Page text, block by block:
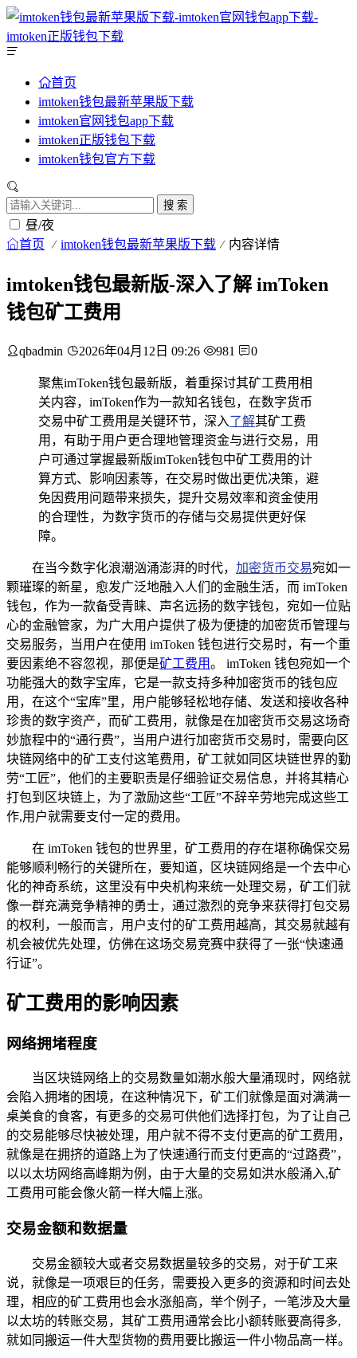
首页
imtoken钱包最新苹果版下载
imtoken官网钱包app下载
imtoken正版钱包下载
imtoken钱包官方下载
搜 索
昼/夜
首页 imtoken钱包最新苹果版下载 内容详情
imtoken钱包最新版-深入了解 imToken
钱包矿工费用
qbadmin 2026年04月12日 09:26 981 0
聚焦imToken钱包最新版，着重探讨其矿工费用相
关内容，imToken作为一款知名钱包，在数字货币
交易中矿工费用是关键环节，深入了解其矿工费
用，有助于用户更合理地管理资金与进行交易，用
户可通过掌握最新版imToken钱包中矿工费用的计
算方式、影响因素等，在交易时做出更优决策，避
免因费用问题带来损失，提升交易效率和资金使用
的合理性，为数字货币的存储与交易提供更好保
障。
在当今数字化浪潮汹涌澎湃的时代， 加密货币交易宛如一
颗璀璨的新星，愈发广泛地融入人们的金融生活，而 imToken
钱包，作为一款备受青睐、声名远扬的数字钱包，宛如一位贴
心的金融管家，为广大用户提供了极为便捷的加密货币管理与
交易服务，当用户在使用 imToken 钱包进行交易时，有一个重
要因素绝不容忽视，那便是矿工费用。 imToken 钱包宛如一个
功能强大的数字宝库，它是一款支持多种加密货币的钱包应
用，在这个“宝库”里，用户能够轻松地存储、发送和接收各种
珍贵的数字资产，而矿工费用，就像是在加密货币交易这场奇
妙旅程中的“通行费”，当用户进行加密货币交易时，需要向区
块链网络中的矿工支付这笔费用，矿工就如同区块链世界的勤
劳“工匠”，他们的主要职责是仔细验证交易信息，并将其精心
打包到区块链上，为了激励这些“工匠”不辞辛劳地完成这些工
作,用户就需要支付一定的费用。
在 imToken 钱包的世界里，矿工费用的存在堪称确保交易
能够顺利畅行的关键所在，要知道，区块链网络是一个去中心
化的神奇系统，这里没有中央机构来统一处理交易，矿工们就
像一群充满竞争精神的勇士，通过激烈的竞争来获得打包交易
的权利，一般而言，用户支付的矿工费用越高，其交易就越有
机会被优先处理，仿佛在这场交易竞赛中获得了一张“快速通
行证”。
矿工费用的影响因素
网络拥堵程度
当区块链网络上的交易数量如潮水般大量涌现时，网络就
会陷入拥堵的困境，在这种情况下，矿工们就像是面对满满一
桌美食的食客，有更多的交易可供他们选择打包，为了让自己
的交易能够尽快被处理，用户就不得不支付更高的矿工费用，
就像是在拥挤的道路上为了快速通行而支付更高的“过路费”，
以以太坊网络高峰期为例，由于大量的交易如洪水般涌入,矿
工费用可能会像火箭一样大幅上涨。
交易金额和数据量
交易金额较大或者交易数据量较多的交易，对于矿工来
说，就像是一项艰巨的任务，需要投入更多的资源和时间去处
理，相应的矿工费用也会水涨船高，举个例子，一笔涉及大量
以太坊的转账交易，其矿工费用通常会比小额转账要高得多,
就如同搬运一件大型货物的费用要比搬运一件小物品高一样。